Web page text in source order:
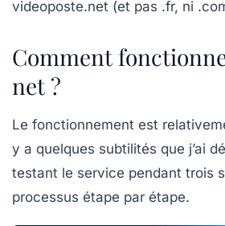
videoposte.net (et pas .fr, ni
Comment
net ?
Le fonctionnement est
y a quelques subtilités que j’ai
testant le service pendant trois
processus étape par étape.